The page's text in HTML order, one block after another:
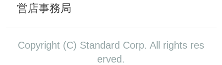
営店事務局
Copyright (C) Standard Corp. All rights res
erved.